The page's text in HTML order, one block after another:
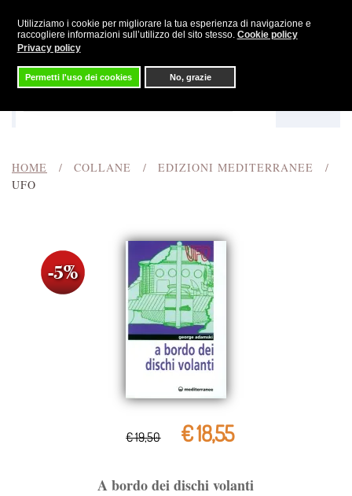
Utilizziamo i cookie per migliorare la tua esperienza di navigazione e
raccogliere informazioni sull’utilizzo del sito stesso. Cookie policy
Privacy policy
Permetti l'uso dei cookies No, grazie
Skip to main content
HOME COLLANE
EDIZIONI MEDITERRANEE
UFO
€ 19,50 € 18,55
A bordo dei dischi volanti